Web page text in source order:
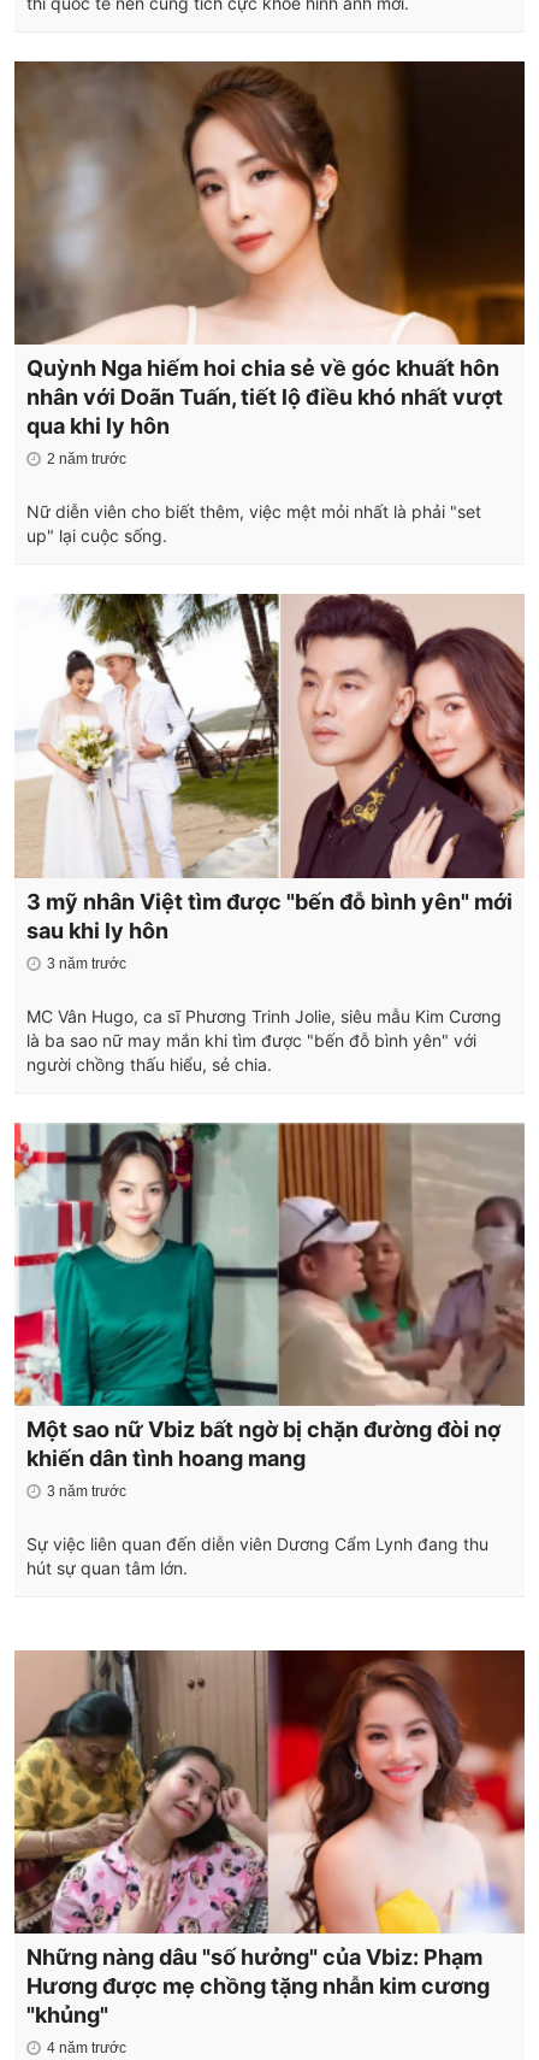
Quỳnh Nga hiếm hoi chia sẻ về góc khuất hôn
nhân với Doãn Tuấn, tiết lộ điều khó nhất vượt
qua khi ly hôn
2 năm trước
Nữ diễn viên cho biết thêm, việc mệt mỏi nhất là phải "set
up" lại cuộc sống.
3 mỹ nhân Việt tìm được "bến đỗ bình yên" mới
sau khi ly hôn
3 năm trước
MC Vân Hugo, ca sĩ Phương Trinh Jolie, siêu mẫu Kim Cương
là ba sao nữ may mắn khi tìm được "bến đỗ bình yên" với
người chồng thấu hiểu, sẻ chia.
Một sao nữ Vbiz bất ngờ bị chặn đường đòi nợ
khiến dân tình hoang mang
3 năm trước
Sự việc liên quan đến diễn viên Dương Cẩm Lynh đang thu
hút sự quan tâm lớn.
Những nàng dâu "số hưởng" của Vbiz: Phạm
Hương được mẹ chồng tặng nhẫn kim cương
"khủng"
4 năm trước